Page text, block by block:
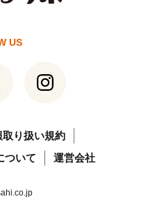
US
取り扱い規約
ついて
運営会社